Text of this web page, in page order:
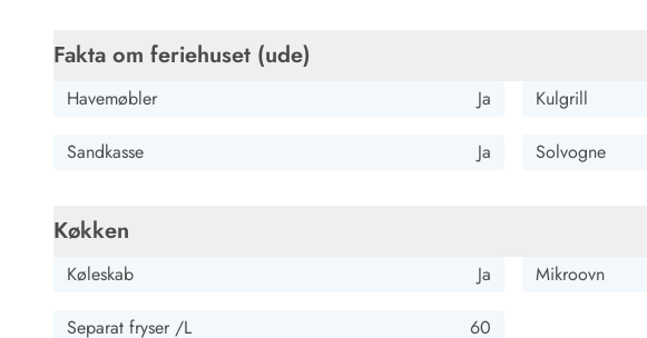
Fakta om feriehuset (ude)
Havemøbler Ja Kulgrill
Sandkasse Ja Solvogne
Køkken
Køleskab Ja Mikroovn
Separat fryser /L 60